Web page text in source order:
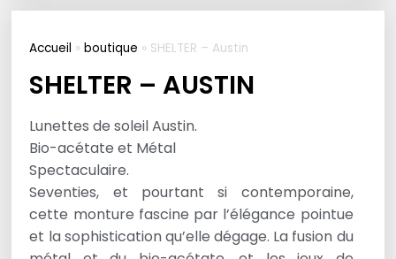
Accueil »boutique » SHELTER – Austin
SHELTER – AUSTIN
Lunettes de soleil Austin.
Bio-acétate et Métal
Spectaculaire.
Seventies, et pourtant si contemporaine,
cette monture fascine par l’élégance pointue
et la sophistication qu’elle dégage. La fusion du